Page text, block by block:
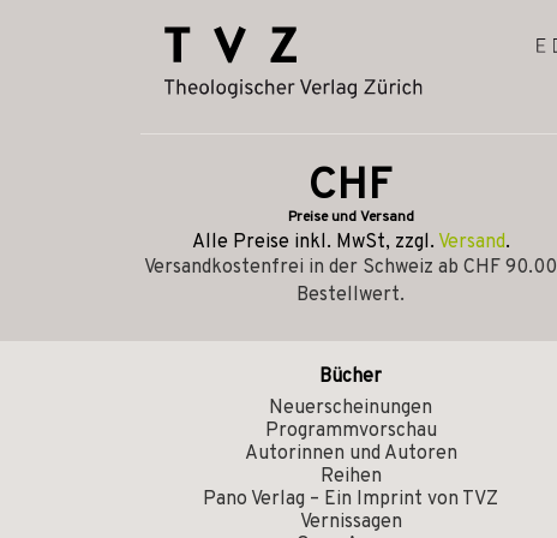
CHF
Preise und Versand
Alle Preise inkl. MwSt, zzgl. Versand.
Versandkostenfrei in der Schweiz ab CHF 90.00
Bestellwert.
Bücher
Neuerscheinungen
Programmvorschau
Autorinnen und Autoren
Reihen
Pano Verlag – Ein Imprint von TVZ
Vernissagen